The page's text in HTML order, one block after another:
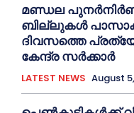
മണ്ഡല
ബില്ലുകള്‍
ദിവസത്തെ
കേന്ദ്ര സര്‍ക്കാര്‍
LATEST NEWS August